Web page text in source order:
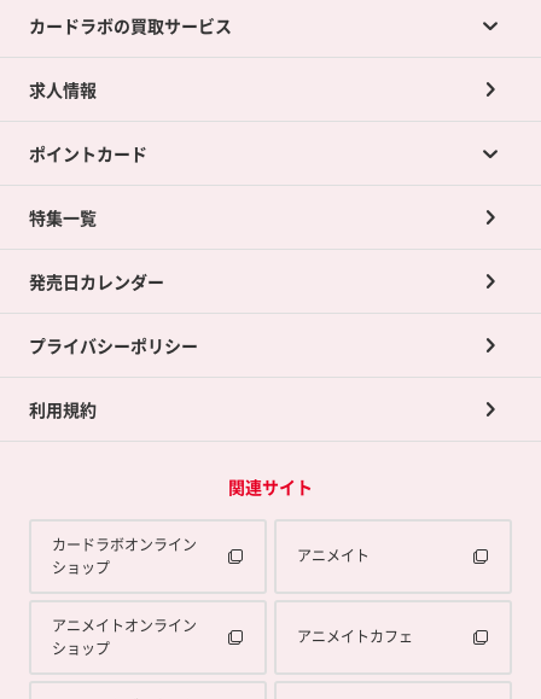
カードラボの買取サービス
カードラボの買取サービスTOP
店舗買取について
ネット買取について
買取承諾書について
求人情報
ポイントカード
ポイントカードTOP
ポイント交換景品
特集一覧
発売日カレンダー
プライバシーポリシー
利用規約
関連サイト
カードラボオンライン
ショップ
アニメイト
アニメイトオンライン
ショップ
アニメイトカフェ